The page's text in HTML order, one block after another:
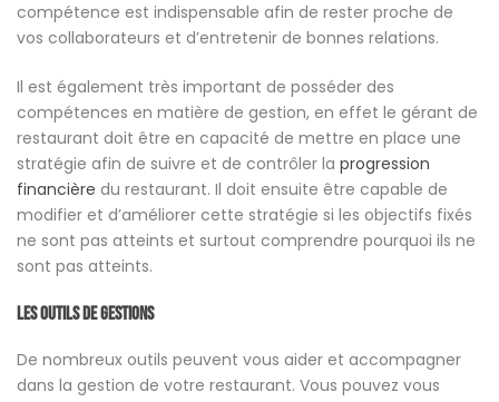
compétence est indispensable afin de rester proche de
vos collaborateurs et d’entretenir de bonnes relations.
Il est également très important de posséder des
compétences en matière de gestion, en effet le gérant de
restaurant doit être en capacité de mettre en place une
stratégie afin de suivre et de contrôler la progression
financière du restaurant. Il doit ensuite être capable de
modifier et d’améliorer cette stratégie si les objectifs fixés
ne sont pas atteints et surtout comprendre pourquoi ils ne
sont pas atteints.
Les outils de gestions
De nombreux outils peuvent vous aider et accompagner
dans la gestion de votre restaurant. Vous pouvez vous